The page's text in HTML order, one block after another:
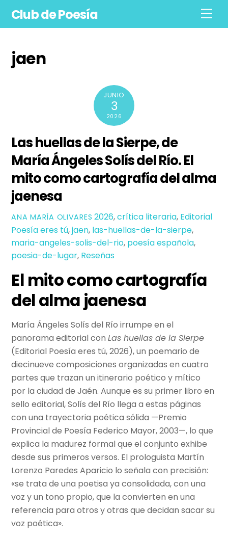
Club de Poesía
jaen
JUNIO
3
2026
Las huellas de la Sierpe, de
María Ángeles Solís del Río. El
mito como cartografía del alma
jaenesa
ANA MARÍA OLIVARES 2026,crítica literaria, Editorial
Poesía eres tú,jaen, las-huellas-de-la-sierpe,
maria-angeles-solis-del-rio, poesía española,
poesia-de-lugar, Reseñas
El mito como cartografía
del alma jaenesa
María Ángeles Solís del Río irrumpe en el
panorama editorial conLas huellas de la Sierpe
(Editorial Poesía eres tú, 2026), un poemario de
diecinueve composiciones organizadas en cuatro
partes que trazan un itinerario poético y mítico
por la ciudad de Jaén. Aunque es su primer libro en
sello editorial, Solís del Río llega a estas páginas
con una trayectoria poética sólida —Premio
Provincial de Poesía Federico Mayor, 2003—, lo que
explica la madurez formal que el conjunto exhibe
desde sus primeros versos. El prologuista Martín
Lorenzo Paredes Aparicio lo señala con precisión:
«se trata de una poetisa ya consolidada, con una
voz y un tono propio, que la convierten en una
referencia para otros y otras que decidan sacar su
voz poética».